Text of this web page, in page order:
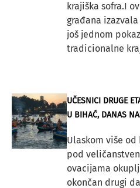
krajiška sofra.I
građana
još jednom
tradicionalne
UČESNICI DRUGE
U BIHAĆ, DANAS
Ulaskom više
pod
ovacijama
okončan drugi